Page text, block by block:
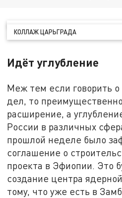
КОЛЛАЖ ЦАРЬГРАДА
Идёт углубление
Меж тем если говорить
дел, то
расширение, а
России в различных
прошлой неделе было
соглашение о
проекта в Эфиопии. Это
создание центра
тому, что уже есть в